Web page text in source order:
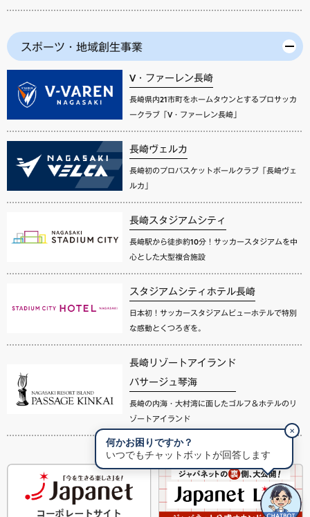
スポーツ・地域創生事業
V・ファーレン長崎
長崎県内21市町をホームタウンとするプロサッカ
ークラブ「V・ファーレン長崎」
長崎ヴェルカ
長崎初のプロバスケットボールクラブ「長崎ヴェ
ルカ」
長崎スタジアムシティ
長崎駅から徒歩約10分！サッカースタジアムを中
心とした大型複合施設
スタジアムシティホテル長崎
日本初！サッカースタジアムビューホテルで特別
な感動とくつろぎを。
長崎リゾートアイランド
パサージュ琴海
長崎の内海・大村湾に面したゴルフ＆ホテルのリ
ゾートアイランド
何かお困りですか？
いつでもチャットボットが回答します
✕